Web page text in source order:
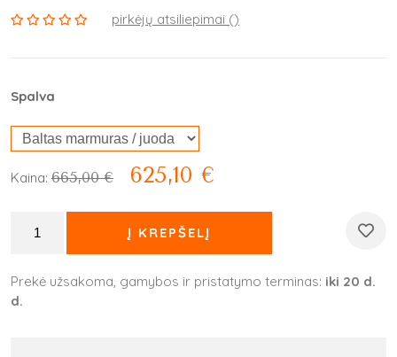
pirkėjų atsiliepimai ()
Spalva
Kaina: 665,00 € 625,10 €
Į KREPŠELĮ
Prekė užsakoma, gamybos ir pristatymo terminas: iki 20 d.
d.